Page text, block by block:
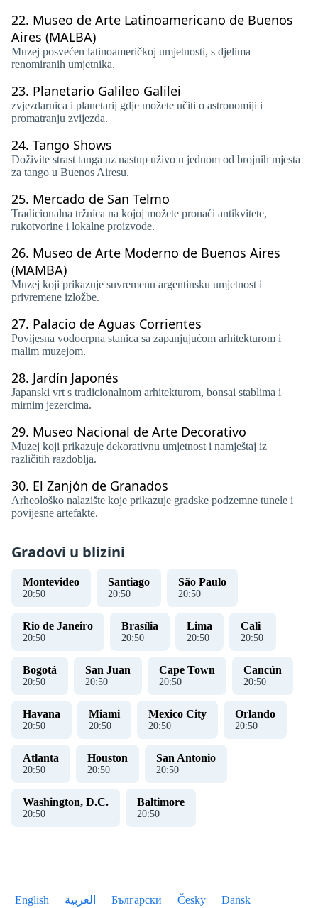
22. Museo de Arte Latinoamericano de Buenos
Aires (MALBA)
Muzej posvećen latinoameričkoj umjetnosti, s djelima
renomiranih umjetnika.
23. Planetario Galileo Galilei
zvjezdarnica i planetarij gdje možete učiti o astronomiji i
promatranju zvijezda.
24. Tango Shows
Doživite strast tanga uz nastup uživo u jednom od brojnih mjesta
za tango u Buenos Airesu.
25. Mercado de San Telmo
Tradicionalna tržnica na kojoj možete pronaći antikvitete,
rukotvorine i lokalne proizvode.
26. Museo de Arte Moderno de Buenos Aires
(MAMBA)
Muzej koji prikazuje suvremenu argentinsku umjetnost i
privremene izložbe.
27. Palacio de Aguas Corrientes
Povijesna vodocrpna stanica sa zapanjujućom arhitekturom i
malim muzejom.
28. Jardín Japonés
Japanski vrt s tradicionalnom arhitekturom, bonsai stablima i
mirnim jezercima.
29. Museo Nacional de Arte Decorativo
Muzej koji prikazuje dekorativnu umjetnost i namještaj iz
različitih razdoblja.
30. El Zanjón de Granados
Arheološko nalazište koje prikazuje gradske podzemne tunele i
povijesne artefakte.
Gradovi u blizini
Montevideo
20:51
Santiago
20:51
São Paulo
20:51
Rio de Janeiro
20:51
Brasília
20:51
Lima
20:51
Cali
20:51
Bogotá
20:51
San Juan
20:51
Cape Town
20:51
Cancún
20:51
Havana
20:51
Miami
20:51
Mexico City
20:51
Orlando
20:51
Atlanta
20:51
Houston
20:51
San Antonio
20:51
Washington, D.C.
20:51
Baltimore
20:51
English العربية Български Česky Dansk